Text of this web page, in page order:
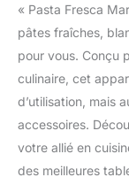
« Pasta Fresca
pâtes fraîches,
pour vous. Conçu
culinaire, cet
d’utilisation, mais
accessoires.
votre allié en
des meilleures